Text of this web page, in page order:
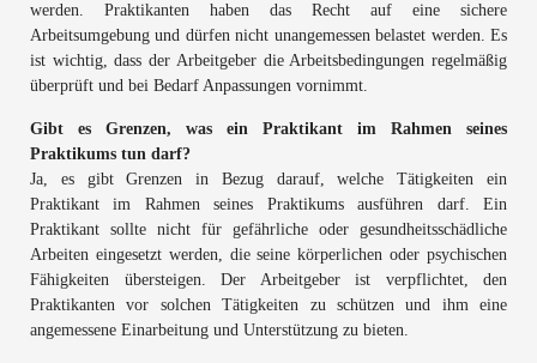
werden. Praktikanten haben das Recht auf eine sichere
Arbeitsumgebung und dürfen nicht unangemessen belastet werden. Es
ist wichtig, dass der Arbeitgeber die Arbeitsbedingungen regelmäßig
überprüft und bei Bedarf Anpassungen vornimmt.
Gibt es Grenzen, was ein Praktikant im Rahmen seines
Praktikums tun darf?
Ja, es gibt Grenzen in Bezug darauf, welche Tätigkeiten ein
Praktikant im Rahmen seines Praktikums ausführen darf. Ein
Praktikant sollte nicht für gefährliche oder gesundheitsschädliche
Arbeiten eingesetzt werden, die seine körperlichen oder psychischen
Fähigkeiten übersteigen. Der Arbeitgeber ist verpflichtet, den
Praktikanten vor solchen Tätigkeiten zu schützen und ihm eine
angemessene Einarbeitung und Unterstützung zu bieten.